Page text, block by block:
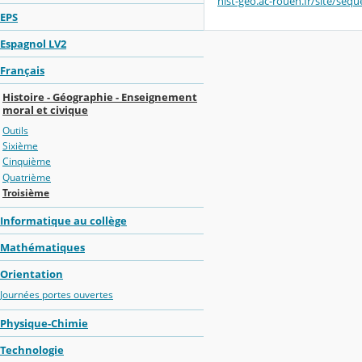
EPS
Espagnol LV2
Français
Histoire - Géographie - Enseignement
moral et civique
Outils
Sixième
Cinquième
Quatrième
Troisième
Informatique au collège
Mathématiques
Orientation
Journées portes ouvertes
Physique-Chimie
Technologie